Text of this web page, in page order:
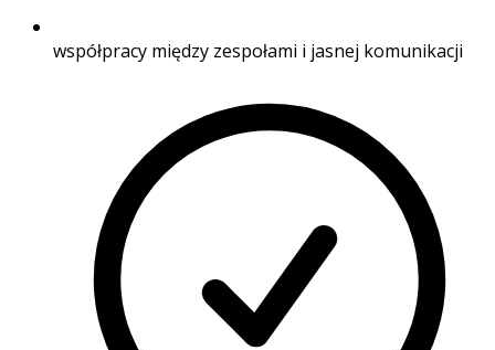
współpracy między zespołami i jasnej komunikacji